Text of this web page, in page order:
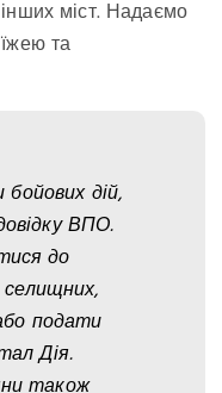
міст. Надаємо
та
бойових дій,
ВПО.
до
селищних,
подати
Дія.
також